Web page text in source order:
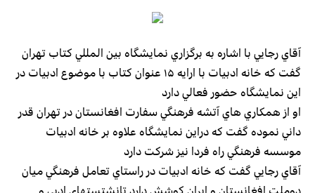
آقاي رجايي با اشاره به برگزاري نمايشگاه بين المللي كتاب تهران
گفت كه خانه ادبيات با ارايه ۱۵ عنوان كتاب با موضوع ادبيات در
اين نمايشگاه حضور فعالي دارد
او از همكاري هاي آتشه فرهنگي سفارت افغانستان در تهران قدر
داني نموده گفت كه دراين نمايشگاه علاوه بر خانه ادبيات
موسسه فرهنگي راه فردا نيز شركت دارد
آقاي رجايي گفت كه خانه ادبيات در راستاي تعامل فرهنگي ميان